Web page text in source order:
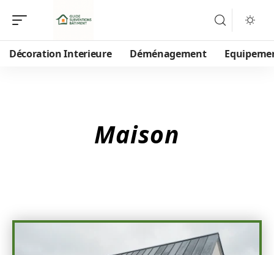
Décoration Interieure Déménagement
Maison